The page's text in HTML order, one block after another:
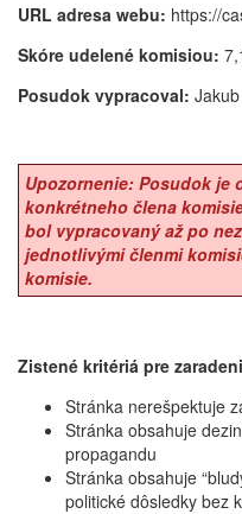
URL adresa webu: https://
Skóre udelené komisiou:
Posudok vypracoval:
Upozornenie: Posudok je
konkrétneho člena
bol vypracovaný až po
jednotlivými členmi
komisie.
Zistené kritériá pre
Stránka nerešpektuje
Stránka obsahuje
propagandu
Stránka obsahuje
politické dôsledky bez